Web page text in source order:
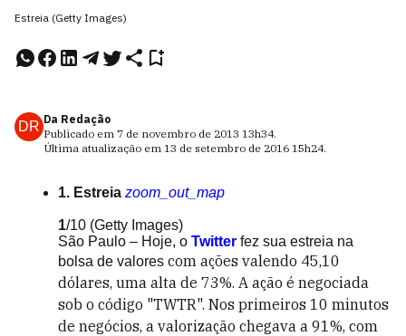
Estreia (Getty Images)
DR Da Redação
Publicado em 7 de novembro de 2013 13h34.
Última atualização em 13 de setembro de 2016 15h24.
1. Estreia zoom_out_map
1/10 (Getty Images)
São Paulo – Hoje, o Twitter fez sua estreia na
bolsa de valores com ações valendo 45,10
dólares, uma alta de 73%. A ação é negociada
sob o código "TWTR". Nos primeiros 10 minutos
de negócios, a valorização chegava a 91%, com